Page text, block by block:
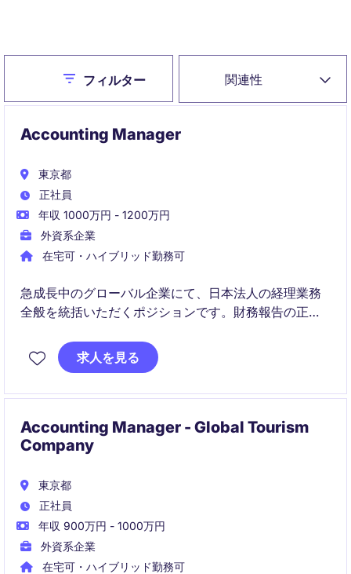
関連性
Closeフィルター
Accounting Manager
東京都
正社員
年収 1000万円 - 1200万円
外資系企業
在宅可・ハイブリッド勤務可
急成長中のグローバル企業にて、日本法人の経理業務
全般を統括いただくポジションです。財務報告の正確
を支える基盤づくりに貢献いただきます。
求人を見る
Accounting Manager - Global Tourism
Company
東京都
正社員
年収 900万円 - 1000万円
外資系企業
在宅可・ハイブリッド勤務可